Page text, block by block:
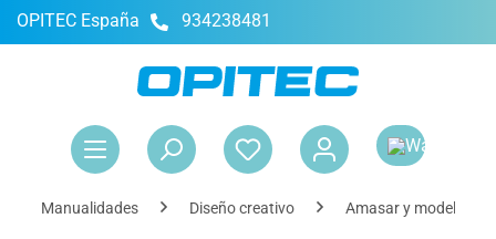
principal
OPITEC España 934238481
Manualidades Diseño creativo Amasar y modelar